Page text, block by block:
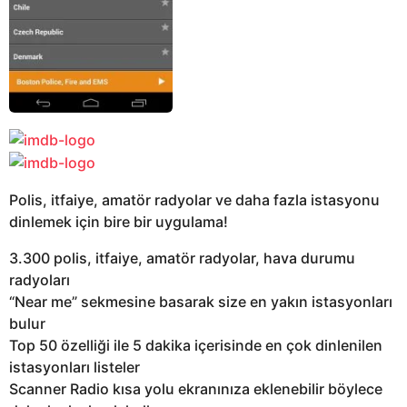
Polis, itfaiye, amatör radyolar ve daha fazla istasyonu
dinlemek için bire bir uygulama!
3.300 polis, itfaiye, amatör radyolar, hava durumu
radyoları
“Near me” sekmesine basarak size en yakın istasyonları
bulur
Top 50 özelliği ile 5 dakika içerisinde en çok dinlenilen
istasyonları listeler
Scanner Radio kısa yolu ekranınıza eklenebilir böylece